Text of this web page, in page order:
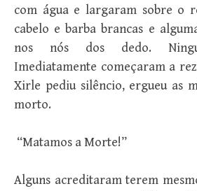
com água e largaram sobre o
cabelo e barba brancas e
nos nós dos dedo.
Imediatamente começaram a
Xirle pediu silêncio, ergueu as
morto.
“Matamos a Morte!”
Alguns acreditaram terem